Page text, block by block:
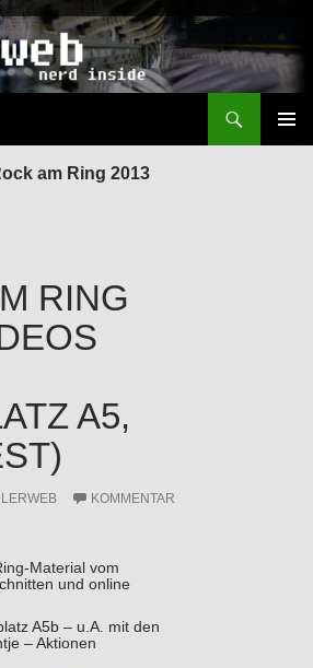
am Ring 2013
RING
A5,
KOMMENTAR
Material vom
und online
A5b – u.A. mit den
– Aktionen